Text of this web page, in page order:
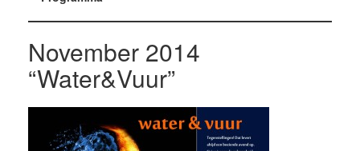
November 2014
“Water&Vuur”